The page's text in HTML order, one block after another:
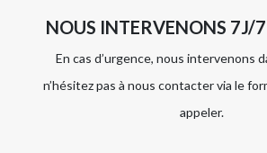
NOUS INTERVENONS 7J/
En cas d’urgence, nous intervenons
n’hésitez pas à nous contacter via le
appeler.